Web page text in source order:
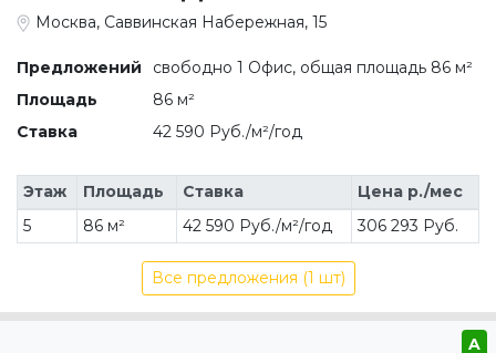
Москва, Саввинская Набережная, 15
Предложений
свободно 1 Офис, общая площадь 86 м²
Площадь
86 м²
Ставка
42 590 Руб./м²/год
Этаж Площадь Ставка
Цена р./мес
5
86 м² 42 590 Руб./м²/год 306 293 Руб.
Все предложения (1 шт)
A